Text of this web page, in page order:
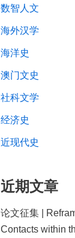
数智人文
海外汉学
海洋史
澳门文史
社科文学
经济史
近现代史
近期文章
论文征集 |
Contacts within